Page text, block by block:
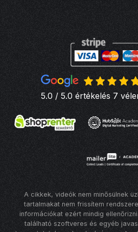
5.0 / 5.0 értékelés 7
A cikkek, videók nem minősülnek
tartalmakat nem frissítem
információkat ezért mindig
található szoftveres és egyéb